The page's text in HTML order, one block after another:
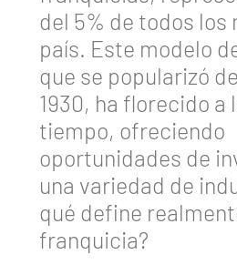
del 5% de todos los
país. Este modelo
que se popularizó
1930, ha florecido a
tiempo, ofreciendo
oportunidades de
una variedad de
qué define
franquicia?